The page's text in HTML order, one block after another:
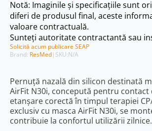
Brand: ResMed| SKU:N/A
Pernuță nazală din silicon destinată
AirFit N30i, concepută pentru contact
etanșare corectă în timpul terapiei
exclusiv cu masca AirFit N30i, se
contribuie la confortul utilizării zilnice.
Notă: Imaginile și specificațiile sunt
diferi de produsul final, aceste
valoare contractuală.
Sunteți autoritate contractantă sau
Solicită acum publicare SEAP